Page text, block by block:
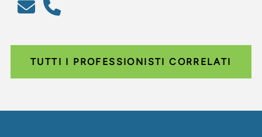
TUTTI I PROFESSIONISTI CORRELATI